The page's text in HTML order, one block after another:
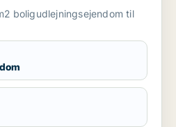
boligudlejningsejendom til